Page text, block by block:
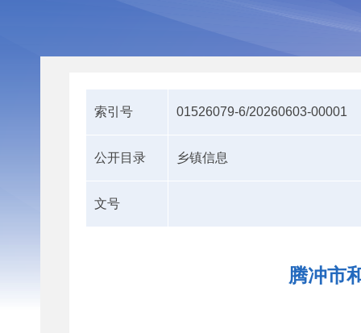
索引号 01526079-6/20260603-00001
公开目录 乡镇信息
文号
腾冲市